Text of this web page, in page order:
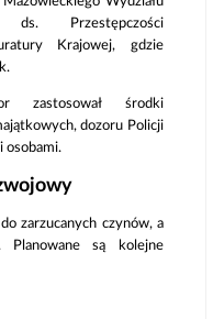
ds. Przestępczości
Krajowej, gdzie
zastosował środki
dozoru Policji
osobami.
zarzucanych czynów, a
Planowane są kolejne